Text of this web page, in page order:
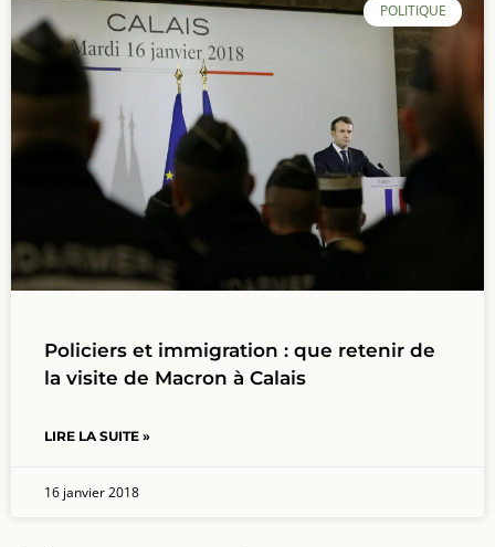
POLITIQUE
Policiers et immigration : que retenir de
la visite de Macron à Calais
LIRE LA SUITE »
16 janvier 2018